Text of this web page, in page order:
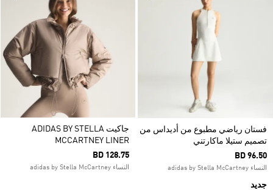
فستان رياضي مطبوع من أديداس من
تصميم ستيلا ماكارتني
BD 96.50
النساء adidas by Stella McCartney
جديد
جاكيت ADIDAS BY STELLA
MCCARTNEY LINER
BD 128.75
النساء adidas by Stella McCartney